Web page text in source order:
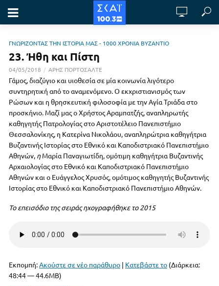
ΓΝΩΡΙΖΟΝΤΑΣ ΤΗΝ ΙΣΤΟΡΙΑ ΜΑΣ - 1000 ΧΡΟΝΙΑ ΒΥΖΑΝΤΙΟ
23. Ήθη και Πίστη
04/05/2018 ΑΡΗΣ ΠΟΡΤΟΣΑΛΤΕ
Γάμος, διαζύγιο και υιοθεσία σε μία κοινωνία λιγότερο
συντηρητική από το αναμενόμενο. Ο εκχριστιανισμός των
Ρώσων και η θρησκευτική φιλοσοφία με την Αγία Τριάδα στο
προσκήνιο. Μαζί μας ο Χρήστος Αραμπατζής, αναπληρωτής
καθηγητής Πατρολογίας στο Αριστοτέλειο Πανεπιστήμιο
Θεσσαλονίκης, η Κατερίνα Νικολάου, αναπληρώτρια καθηγήτρια
Βυζαντινής Ιστορίας στο Εθνικό και Καποδιστριακό Πανεπιστήμιο
Αθηνών, ηΜαρία Παναγιωτίδη, ομότιμη καθηγήτρια Βυζαντινής
Αρχαιολογίας στο Εθνικό και Καποδιστριακό Πανεπιστήμιο
Αθηνών και ο Ευάγγελος Χρυσός, ομότιμος καθηγητής Βυζαντινής
Ιστορίας στο Εθνικό και Καποδιστριακό Πανεπιστήμιο Αθηνών.
Το επεισόδιο της σειράς ηχογραφήθηκε το 2015
Εκπομπή:Ακούστε σε νέο παράθυρο | Κατεβάστε το (Διάρκεια:
48:44 — 44.6MB)